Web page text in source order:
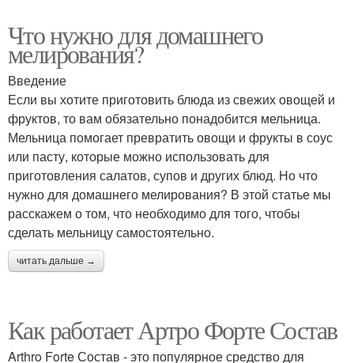
Что нужно для домашнего
мелирования?
Введение
Если вы хотите приготовить блюда из свежих овощей и
фруктов, то вам обязательно понадобится мельница.
Мельница помогает превратить овощи и фрукты в соус
или пасту, которые можно использовать для
приготовления салатов, супов и других блюд. Но что
нужно для домашнего мелирования? В этой статье мы
расскажем о том, что необходимо для того, чтобы
сделать мельницу самостоятельно.
читать дальше →
Как работает Артро Форте Состав
Arthro Forte Состав - это популярное средство для